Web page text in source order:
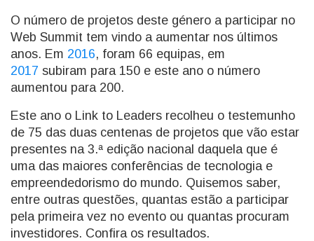
O número de projetos deste género a participar no
Web Summit tem vindo a aumentar nos últimos
anos. Em 2016, foram 66 equipas, em
2017 subiram para 150 e este ano o número
aumentou para 200.
Este ano o Link to Leaders recolheu o testemunho
de 75 das duas centenas de projetos que vão estar
presentes na 3.ª edição nacional daquela que é
uma das maiores conferências de tecnologia e
empreendedorismo do mundo. Quisemos saber,
entre outras questões, quantas estão a participar
pela primeira vez no evento ou quantas procuram
investidores. Confira os resultados.